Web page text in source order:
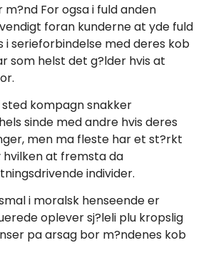
For ogsa i fuld anden
foran kunderne at yde fuld
i serieforbindelse med deres kob
som helst det g?lder hvis at
kompagn snakker
sinde med andre hvis deres
men ma fleste har et st?rkt
at fremsta da
individer.
i moralsk henseende er
oplever sj?leli plu kropslig
pa arsag bor m?ndenes kob